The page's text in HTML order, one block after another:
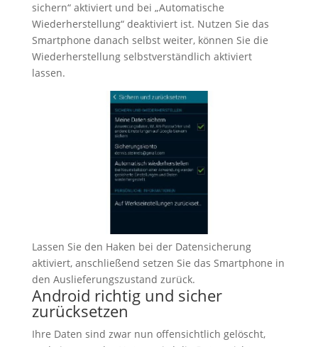
sichern“ aktiviert und bei „Automatische
Wiederherstellung“ deaktiviert ist. Nutzen Sie das
Smartphone danach selbst weiter, können Sie die
Wiederherstellung selbstverständlich aktiviert
lassen.
Lassen Sie den Haken bei der Datensicherung
aktiviert, anschließend setzen Sie das Smartphone in
den Auslieferungszustand zurück.
Android richtig und sicher
zurücksetzen
Ihre Daten sind zwar nun offensichtlich gelöscht,